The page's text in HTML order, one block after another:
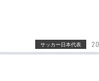
サッカー日本代表